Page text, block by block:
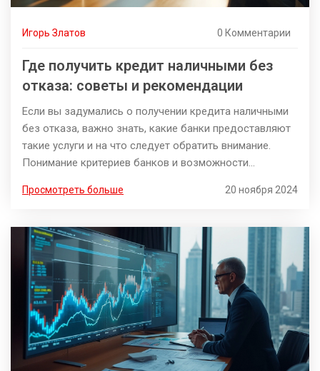
Игорь Златов 0 Комментарии
Где получить кредит наличными без
отказа: советы и рекомендации
Если вы задумались о получении кредита наличными
без отказа, важно знать, какие банки предоставляют
такие услуги и на что следует обратить внимание.
Понимание критериев банков и возможности
помочь увеличить шансы на одобрение заявки.
выбору подходящего банка и подготовке к получению
кредита. Также мы обсудим популярные мифы и
разъясним частые заблуждения.
Просмотреть больше 20 ноября 2024